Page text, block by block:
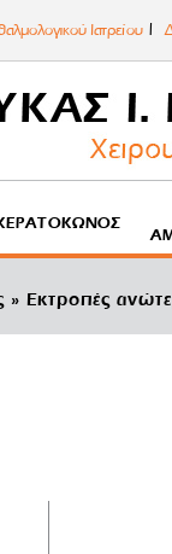
Ιατρείου
Εκτροπές